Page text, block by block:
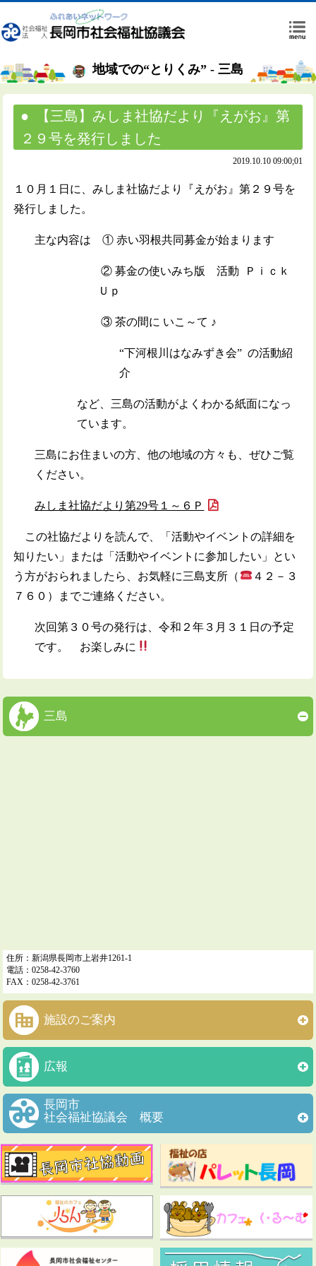
地域での“とりくみ” - 三島
【三島】みしま社協だより『えがお』第
２９号を発行しました
2019.10.10 09:00;01
１０月１日に、みしま社協だより『えがお』第２９号を
発行しました。
主な内容は ① 赤い羽根共同募金が始まります
② 募金の使いみち版 活動 Ｐｉｃｋ
Ｕｐ
③ 茶の間に いこ～て ♪
“下河根川はなみずき会” の活動紹
介
など、三島の活動がよくわかる紙面になっ
ています。
三島にお住まいの方、他の地域の方々も、ぜひご覧
ください。
みしま社協だより第29号１～６Ｐ
この社協だよりを読んで、「活動やイベントの詳細を
知りたい」または「活動やイベントに参加したい」とい
う方がおられましたら、お気軽に三島支所（
４２－３
７６０）までご連絡ください。
次回第３０号の発行は、令和２年３月３１日の予定
です。 お楽しみに
三島
住所：新潟県長岡市上岩井1261-1
電話：0258-42-3760
FAX：0258-42-3761
施設のご案内
広報
長岡市
社会福祉協議会 概要